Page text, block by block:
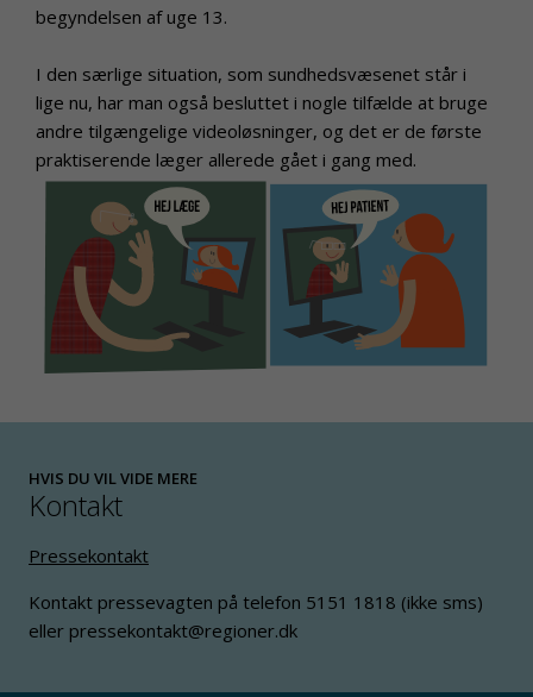
begyndelsen af uge 13.
I den særlige situation, som sundhedsvæsenet står i
lige nu, har man også besluttet i nogle tilfælde at bruge
andre tilgængelige videoløsninger, og det er de første
praktiserende læger allerede gået i gang med.
HVIS DU VIL VIDE MERE
Kontakt
Pressekontakt
Kontakt pressevagten på telefon 5151 1818 (ikke sms)
eller pressekontakt@regioner.dk